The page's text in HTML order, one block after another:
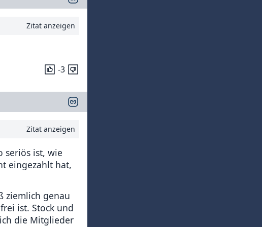
Zitat anzeigen
-3
Zitat anzeigen
seriös ist, wie
eingezahlt hat,
ziemlich genau
ist. Stock und
die Mitglieder